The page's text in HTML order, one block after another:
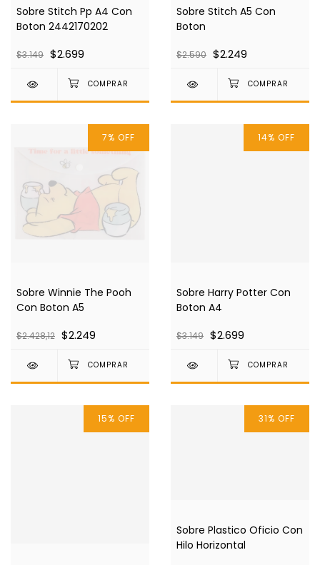
Sobre Stitch Pp A4 Con
Boton 2442170202
$3.149 $2.699
Sobre Stitch A5 Con
Boton
$2.590 $2.249
7% OFF
Sobre Winnie The Pooh
Con Boton A5
$2.428,12 $2.249
14% OFF
Sobre Harry Potter Con
Boton A4
$3.149 $2.699
15% OFF 31% OFF
Sobre Plastico Oficio Con
Hilo Horizontal